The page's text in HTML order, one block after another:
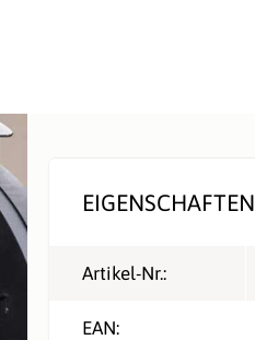
EIGENSCHAFTEN
Artikel-Nr.:
EAN: